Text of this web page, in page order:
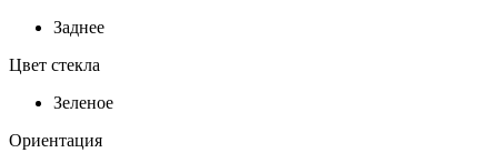
Заднее
Цвет стекла
Зеленое
Ориентация